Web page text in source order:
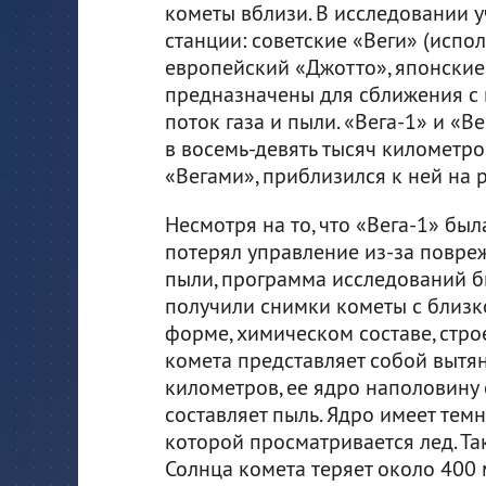
кометы вблизи. В исследовании
станции: советские «Веги»
европейский «Джотто»,
предназначены для сближения
поток газа и пыли. «Вега-1» и
в восемь-девять тысяч
«Вегами», приблизился к ней на
Несмотря на то, что «Вега-1»
потерял управление из-за
пыли, программа исследований
получили снимки кометы с
форме, химическом составе,
комета представляет собой
километров, ее ядро наполовину
составляет пыль. Ядро имеет
которой просматривается лед.
Солнца комета теряет около